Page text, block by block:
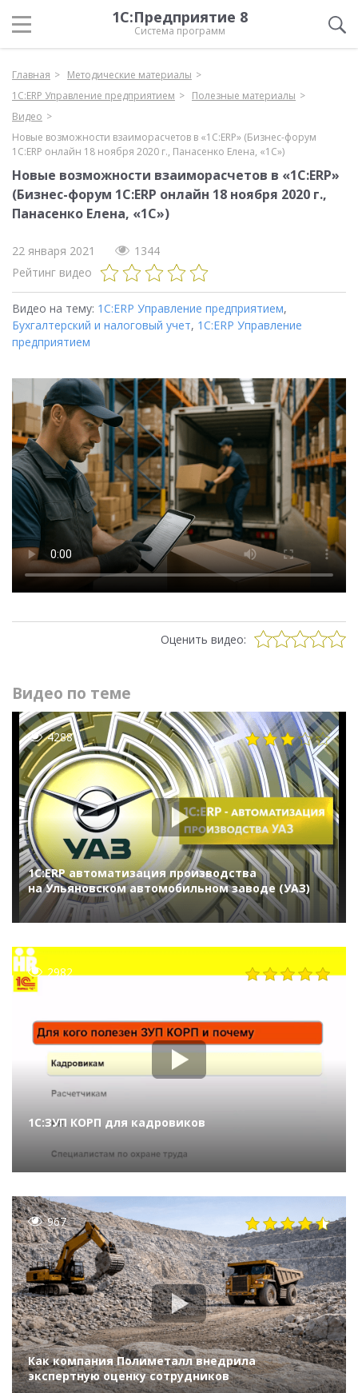
1С:Предприятие 8
Система программ
Главная
Методические материалы
1С:ERP Управление предприятием
Полезные материалы
Видео
Новые возможности взаиморасчетов в «1С:ERP» (Бизнес-форум
1С:ERP онлайн 18 ноября 2020 г., Панасенко Елена, «1С»)
Новые возможности взаиморасчетов в «1С:ERP»
(Бизнес-форум 1С:ERP онлайн 18 ноября 2020 г.,
Панасенко Елена, «1С»)
22 января 2021
1344
Рейтинг видео
Видео на тему: 1С:ERP Управление предприятием,
Бухгалтерский и налоговый учет, 1С:ERP Управление
предприятием
Оценить видео:
Видео по теме
4288
1С:ERP автоматизация производства
на Ульяновском автомобильном заводе (УАЗ)
2982
1С:ЗУП КОРП для кадровиков
967
Как компания Полиметалл внедрила
экспертную оценку сотрудников